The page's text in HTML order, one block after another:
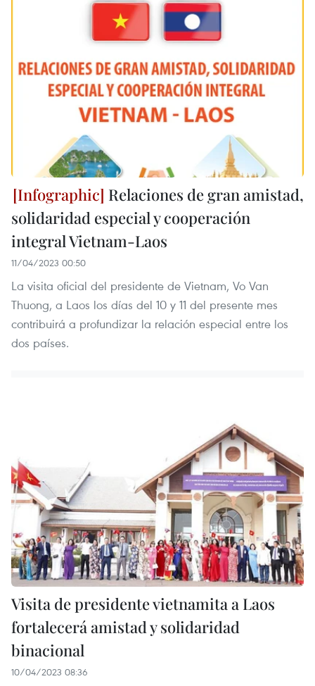
Relaciones de gran amistad,
solidaridad especial y cooperación
integral Vietnam-Laos
11/04/2023 00:50
La visita oficial del presidente de Vietnam, Vo Van
Thuong, a Laos los días del 10 y 11 del presente mes
contribuirá a profundizar la relación especial entre los
dos países.
Visita de presidente vietnamita a Laos
fortalecerá amistad y solidaridad
binacional
10/04/2023 08:36